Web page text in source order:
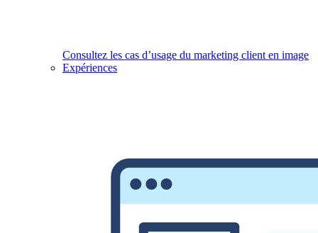
Consultez les cas d’usage du marketing client en image
Expériences